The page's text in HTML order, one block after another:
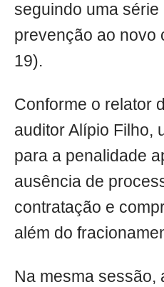
seguindo uma série
prevenção ao novo
19).
Conforme o relator
auditor Alípio Filho,
para a penalidade
ausência de
contratação e
além do
Na mesma sessão,